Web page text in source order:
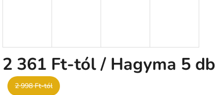
2 361 Ft-tól/ Hagyma 5 db
2 998 Ft-tól